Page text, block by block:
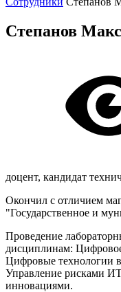
Степанов
доцент, кандидат
Окончил с отличием
"Государственное и
Проведение
дисциплинам:
Цифровые технологии
Управление рисками
инновациями.